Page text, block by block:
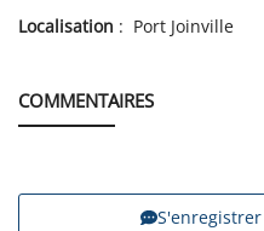
Localisation : Port Joinville
COMMENTAIRES